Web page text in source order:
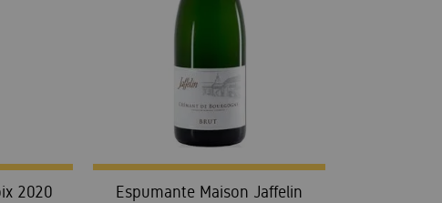
2020
Espumante Maison Jaffelin